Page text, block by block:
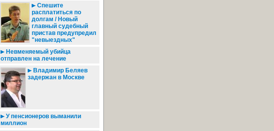
Спешите
расплатиться по
долгам / Новый
главный судебный
пристав предупредил
"невыездных"
Невменяемый убийца
отправлен на лечение
Владимир Беляев
задержан в Москве
У пенсионеров выманили
миллион